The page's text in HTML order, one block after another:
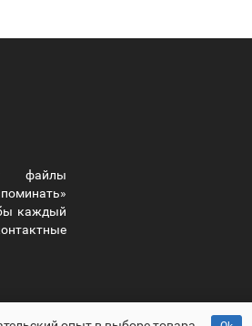
файлы
каждый